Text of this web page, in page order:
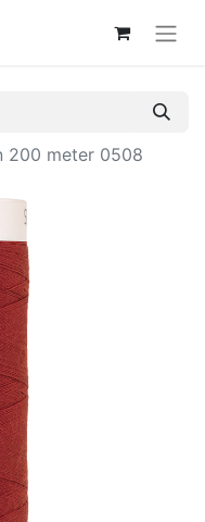
200 meter 0508